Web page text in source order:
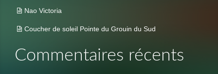
Nao Victoria
Coucher de soleil Pointe du Grouin du Sud
Commentaires récents